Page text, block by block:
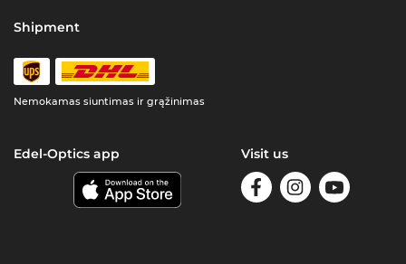
Shipment
Nemokamas siuntimas ir grąžinimas
Edel-Optics app Visit us